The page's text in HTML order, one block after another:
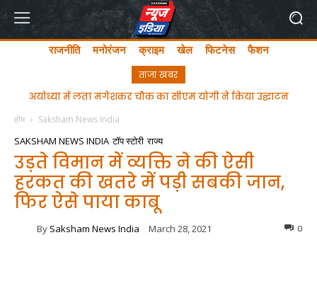
राजनीति मनोरंजन क्राइम खेल फिटनेस फैशन
ताजा खबर
अयोध्या में लता मंगेशकर चौक का सीएम योगी ने किया उद्घाटन
होम Saksham News India
SAKSHAM NEWS INDIA टॉप स्टोरी राज्य
उड़ते विमान में व्यक्ति ने की ऐसी
हरकत की खतरे में पड़ी सबकी जान,
फिर ऐसे पाया काबू
By Saksham News India March 28, 2021 0